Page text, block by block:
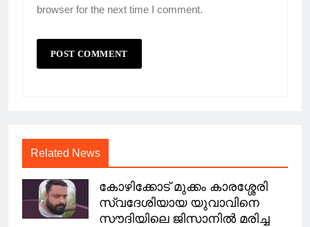
browser for the next time I comment.
Related News
കോഴിക്കോട് മുക്കം കാരശ്ശേരി
സ്വദേശിയായ യുവാവിനെ
സൗദിയിലെ ജിസാനിൽ മരിച്ച